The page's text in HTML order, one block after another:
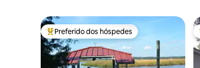
Entre os melhores preferidos dos hóspedes
Preferido dos hóspedes